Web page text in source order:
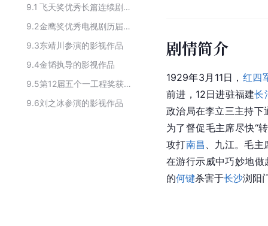
9.1
飞天奖优秀长篇连续剧历届获奖作品
9.2
金鹰奖优秀电视剧历届获奖作品
9.3东靖川参演的影视作品
9.4金韬执导的影视作品
9.5
第12届五个一工程奖获奖电视剧
9.6刘之冰参演的影视作品
剧情简介
1929年3月11日， 红四
前进，12日进驻福建长
政治局在李立三主持下
为了督促毛主席尽快“
攻打南昌
、九江。毛
在游行示威中巧妙地做
的何键杀害于长沙浏阳